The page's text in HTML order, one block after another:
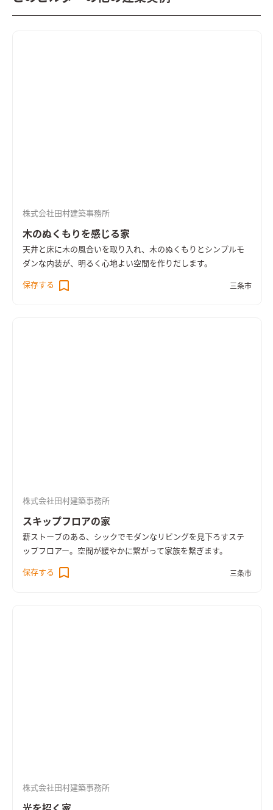
株式会社田村建築事務所
木のぬくもりを感じる家
天井と床に木の風合いを取り入れ、木のぬくもりとシンプルモ
ダンな内装が、明るく心地よい空間を作りだします。
保存する 三条市
株式会社田村建築事務所
スキップフロアの家
薪ストーブのある、シックでモダンなリビングを見下ろすステ
ップフロアー。空間が緩やかに繋がって家族を繋ぎます。
保存する 三条市
株式会社田村建築事務所